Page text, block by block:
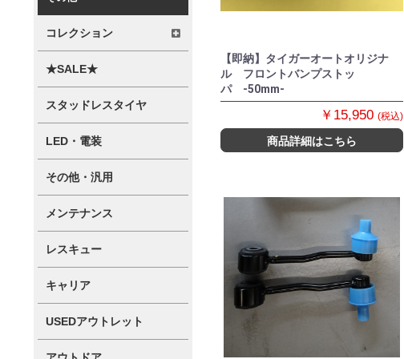
コレクション
★SALE★
スタッドレスタイヤ
LED・電装
その他・汎用
メンテナンス
レスキュー
キャリア
USEDアウトレット
【即納】タイガーオートオリジナ
ル フロントバンプストッ
パ -50mm-
￥15,950 (税込)
商品詳細はこちら